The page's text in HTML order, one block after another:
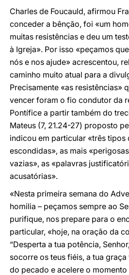
Charles de Foucauld, afirmou
conceder a bênção, foi «um
muitas resistências e deu um
à Igreja». Por isso «peçamos
nós e nos ajude» acrescentou,
caminho muito atual para a
Precisamente «as resistências»
vencer foram o fio condutor da
Pontífice a partir também do
Mateus (7, 21.24-27) proposto
indicou em particular «três tipos
escondidas», as mais
vazias», as «palavras
acusatórias».
«Nesta primeira semana do
homilia – peçamos sempre ao
purifique, nos prepare para o
particular, «hoje, na oração da
“Desperta a tua potência,
socorre os teus fiéis, a tua
do pecado e acelere o momento